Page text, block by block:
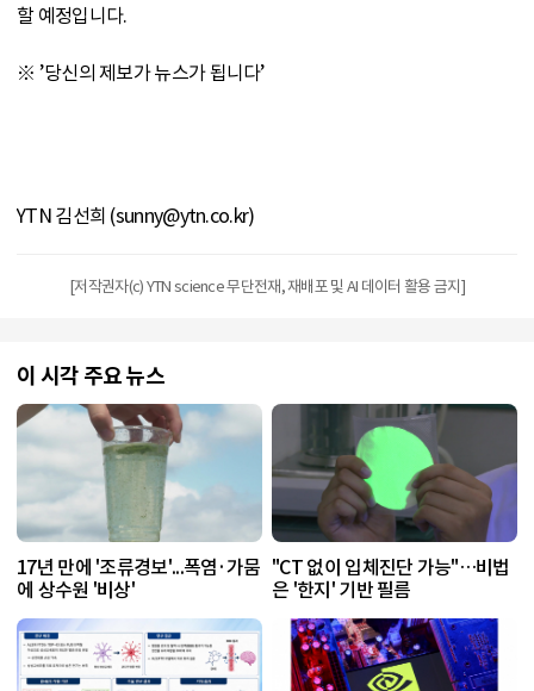
할 예정입니다.
※ ’당신의 제보가 뉴스가 됩니다’
YTN 김선희 (sunny@ytn.co.kr)
[저작권자(c) YTN science 무단전재, 재배포 및 AI 데이터 활용 금지]
이 시각 주요 뉴스
17년 만에 '조류경보'...폭염·가뭄
에 상수원 '비상'
"CT 없이 입체진단 가능"…비법
은 '한지' 기반 필름